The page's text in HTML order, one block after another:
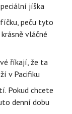
jíška
peču tyto
vláčné
říkají, že ta
v Pacifiku
Pokud chcete
denní dobu